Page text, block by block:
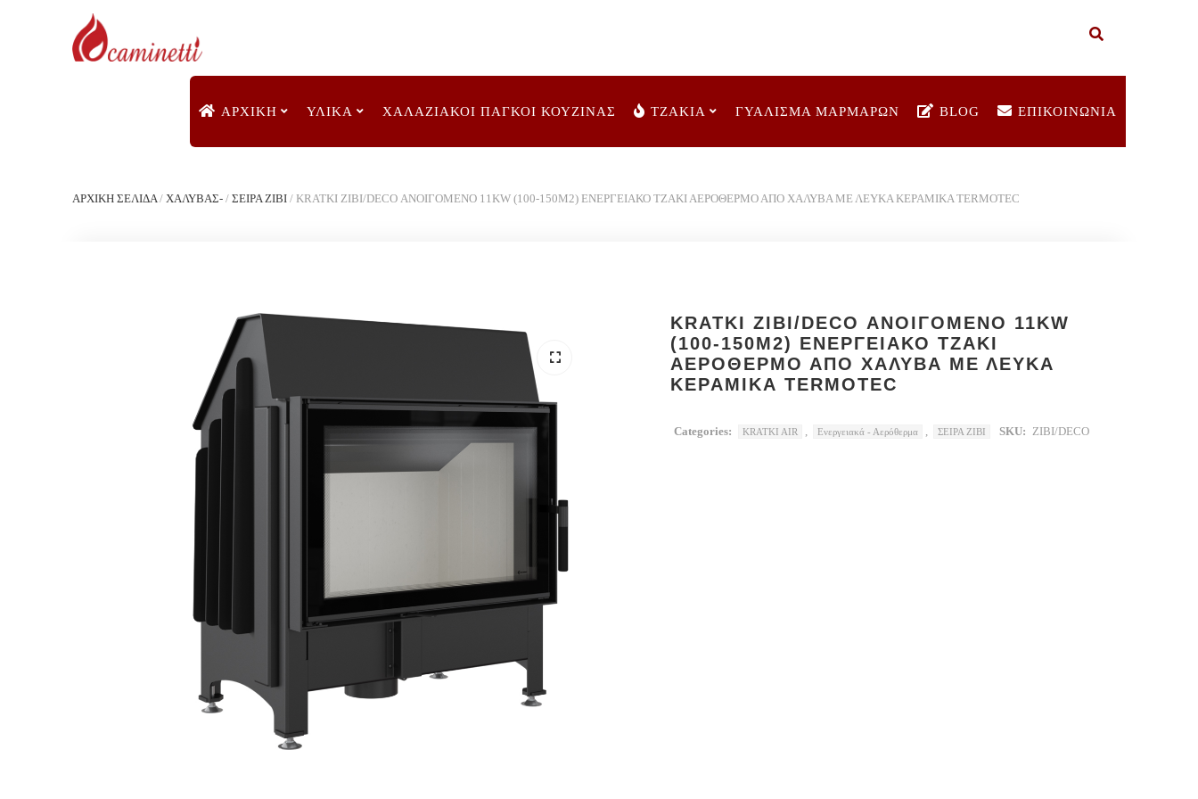
ΑΡΧΙΚΉ ΥΛΙΚΑ ΧΑΛΑΖΙΑΚΟΙ ΠΑΓΚΟΙ ΚΟΥΖΙΝΑΣ ΤΖΑΚΙΑ ΓΥΑΛΙΣΜΑ ΜΑΡΜΑΡΩΝ BLOG ΕΠΙΚΟΙΝΩΝΙΑ
ΑΡΧΙΚΉ ΣΕΛΊΔΑ / ΧΑΛΥΒΑΣ- / ΣΕΙΡΑ ZIBI /KRATKI ZIBI/DECO ΑΝΟΙΓΟΜΕΝΟ 11KW (100-150M2) ΕΝΕΡΓΕΙΑΚΟ ΤΖΑΚΙ ΑΕΡΟΘΕΡΜΟ ΑΠΟ ΧΑΛΥΒΑ ΜΕ ΛΕΥΚΑ ΚΕΡΑΜΙΚΑ TERMOTEC
KRATKI ZIBI/DECO ΑΝΟΙΓΟΜΕΝΟ 11KW
(100-150M2) ΕΝΕΡΓΕΙΑΚΟ ΤΖΑΚΙ
ΑΕΡΟΘΕΡΜΟ ΑΠΟ ΧΑΛΥΒΑ ΜΕ ΛΕΥΚΑ
ΚΕΡΑΜΙΚΑ TERMOTEC
Categories: KRATKI AIR , Ενεργειακά - Αερόθερμα , ΣΕΙΡΑ ZIBI SKU: ZIBI/DECO